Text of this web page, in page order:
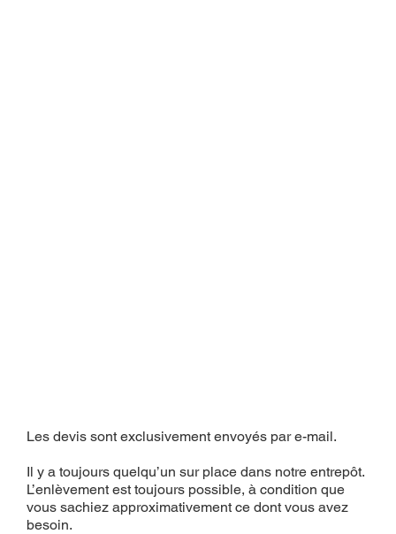
Les devis sont exclusivement envoyés par e-mail.
Il y a toujours quelqu’un sur place dans notre entrepôt.
L’enlèvement est toujours possible, à condition que
vous sachiez approximativement ce dont vous avez
besoin.